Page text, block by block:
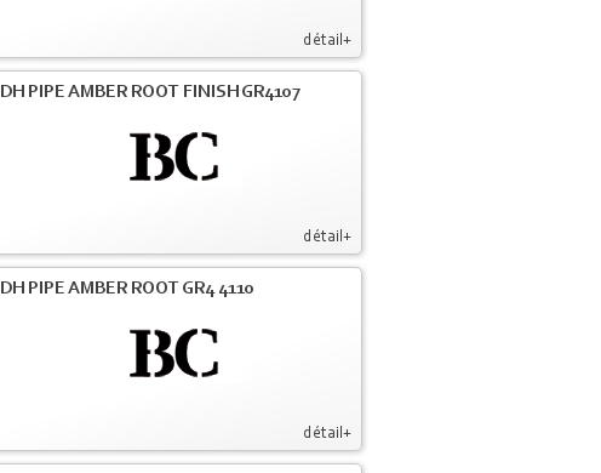
détail+
détail+
DH PIPE AMBER ROOT FINISH GR4107
détail+
DH PIPE AMBER ROOT GR4 4110